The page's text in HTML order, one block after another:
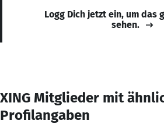
Logg Dich jetzt ein, um das
sehen.
XING Mitglieder mit
Profilangaben